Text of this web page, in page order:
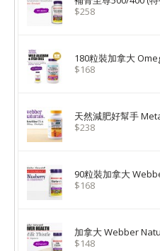
$258
180粒裝加拿大
$168
天然減肥好幫手
$238
90粒裝加拿大
$168
加拿大 Webber
$148